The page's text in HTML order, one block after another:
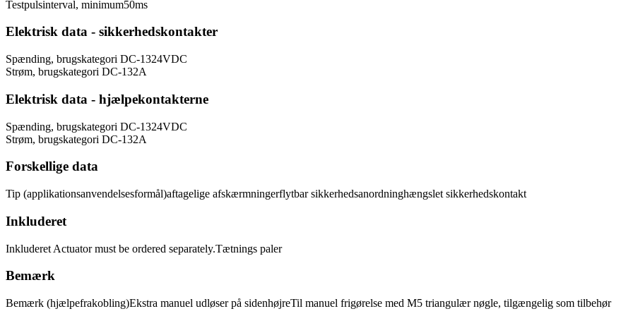
Testpulsinterval, minimum50ms
Elektrisk data - sikkerhedskontakter
Spænding, brugskategori DC-1324VDC
Strøm, brugskategori DC-132A
Elektrisk data - hjælpekontakterne
Spænding, brugskategori DC-1324VDC
Strøm, brugskategori DC-132A
Forskellige data
Tip (applikationsanvendelsesformål)aftagelige afskærmningerflytbar sikkerhedsanordninghængslet sikkerhedskontakt
Inkluderet
Inkluderet Actuator must be ordered separately.Tætnings paler
Bemærk
Bemærk (hjælpefrakobling)Ekstra manuel udløser på sidenhøjreTil manuel frigørelse med M5 triangulær nøgle, tilgængelig som tilbehør